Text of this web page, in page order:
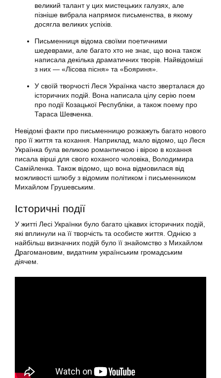
великий талант у цих мистецьких галузях, але
пізніше вибрала напрямок письменства, в якому
досягла великих успіхів.
Письменниця відома своїми поетичними
шедеврами, але багато хто не знає, що вона також
написала декілька драматичних творів. Найвідоміші
з них — «Лісова пісня» та «Бояриня».
У своїй творчості Леся Українка часто зверталася до
історичних подій. Вона написала цілу серію поем
про події Козацької Республіки, а також поему про
Тараса Шевченка.
Невідомі факти про письменницю розкажуть багато нового
про її життя та кохання. Наприклад, мало відомо, що Леся
Українка була великою романтичкою і вірою в кохання
писала вірші для свого коханого чоловіка, Володимира
Самійленка. Також відомо, що вона відмовилася від
можливості шлюбу з відомим політиком і письменником
Михайлом Грушевським.
Історичні події
У житті Лесі Українки було багато цікавих історичних подій,
які вплинули на її творчість та особисте життя. Однією з
найбільш визначних подій було її знайомство з Михайлом
Драгомановим, видатним українським громадським
діячем.